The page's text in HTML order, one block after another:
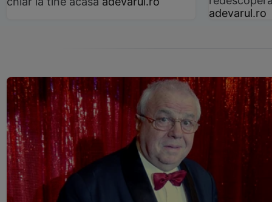
adevarul.ro